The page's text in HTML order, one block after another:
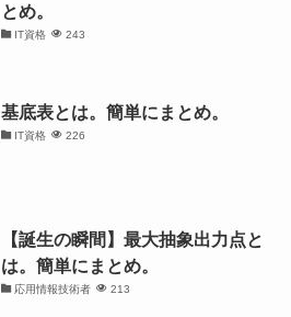
とめ。
IT資格 243
基底表とは。簡単にまとめ。
IT資格 226
【誕生の瞬間】最大抽象出力点と
は。簡単にまとめ。
応用情報技術者 213